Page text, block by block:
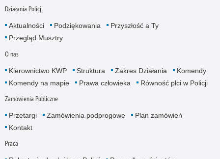
Działania Policji
Aktualności Podziękowania
Przyszłość a Ty
Przegląd Musztry
O nas
Kierownictwo KWP Struktura Zakres Działania
Komendy
Komendy na mapie
Prawa człowieka Równość płci w Policji
Zamówienia Publiczne
Przetargi Zamówienia podprogowe
Plan zamówień
Kontakt
Praca